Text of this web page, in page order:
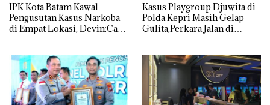
IPK Kota Batam Kawal
Pengusutan Kasus Narkoba
di Empat Lokasi, Devin:Cari
Kasus Playgroup Djuwita di
Polda Kepri Masih Gelap
Gulita,Perkara Jalan di